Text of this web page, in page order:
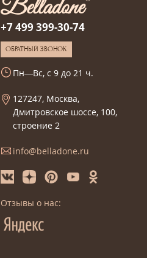
+7 499 399-30-74
ОБРАТНЫЙ ЗВОНОК
Пн—Вс, с 9 до 21 ч.
127247, Москва,
Дмитровское шоссе, 100,
строение 2
info@belladone.ru
Отзывы о нас: